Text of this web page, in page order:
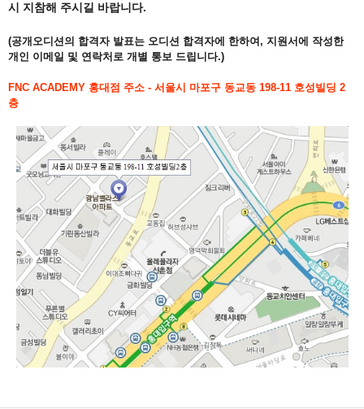
시 지참해 주시길 바랍니다.
(공개오디션의 합격자 발표는 오디션 합격자에 한하여 , 지원서에 작성한
개인 이메일 및 연락처로 개별 통보 드립니다.)
FNC ACADEMY 홍대 점 주소 - 서울시 마포구 동교동 198-11 호성빌딩 2
층